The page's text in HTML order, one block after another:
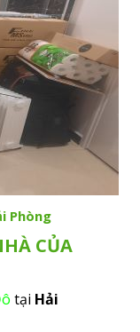
Phòng
CỦA
tại Hải